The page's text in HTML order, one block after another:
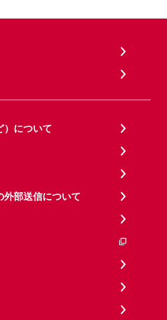
）について
外部送信について